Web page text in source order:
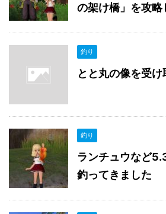
の架け橋」を攻略
釣り
とと丸の像を受
釣り
ランチュウなど
釣ってきました